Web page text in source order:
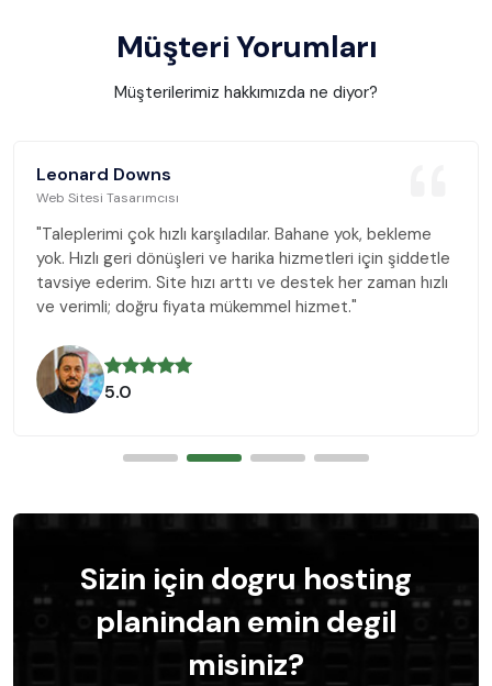
Müşteri Yorumları
Müşterilerimiz hakkımızda ne diyor?
Leonard Downs
Web Sitesi Tasarımcısı
"Taleplerimi çok hızlı karşıladılar. Bahane yok, bekleme
yok. Hızlı geri dönüşleri ve harika hizmetleri için şiddetle
tavsiye ederim. Site hızı arttı ve destek her zaman hızlı
ve verimli; doğru fiyata mükemmel hizmet."
5.0
Sizin için dogru hosting
planindan emin degil
misiniz?